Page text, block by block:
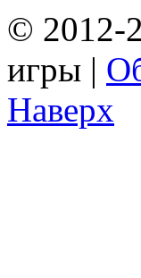
© 2012-
игры |
Наверх